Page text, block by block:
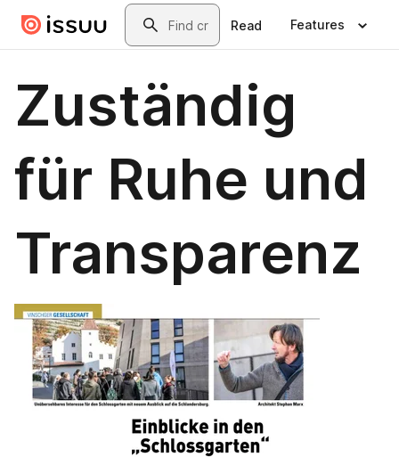
Skip to main contentSearch
Read Features
Zuständig
für Ruhe und
Transparenz